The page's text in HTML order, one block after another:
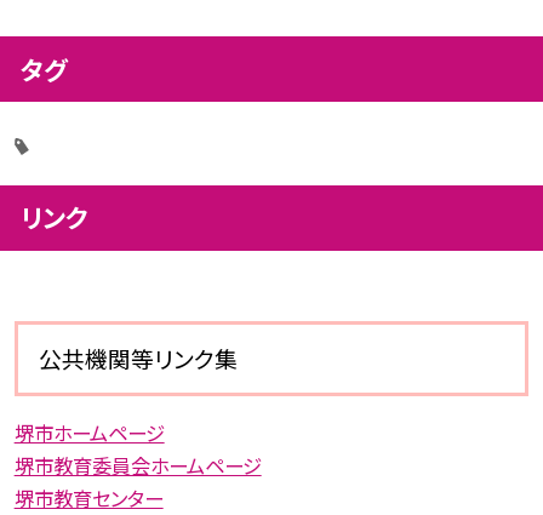
タグ
リンク
公共機関等リンク集
堺市ホームページ
堺市教育委員会ホームページ
堺市教育センター